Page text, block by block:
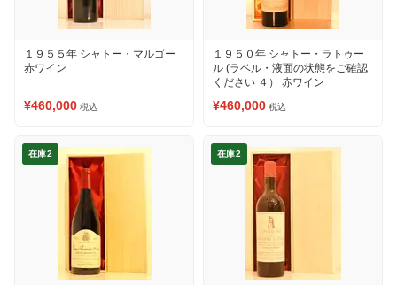
１９５５年 シャトー・マルゴー
赤ワイン
¥460,000 税込
１９５０年 シャトー・ラトゥー
ル (ラベル・液面の状態をご確認
ください ４） 赤ワイン
¥460,000 税込
在庫2 在庫2